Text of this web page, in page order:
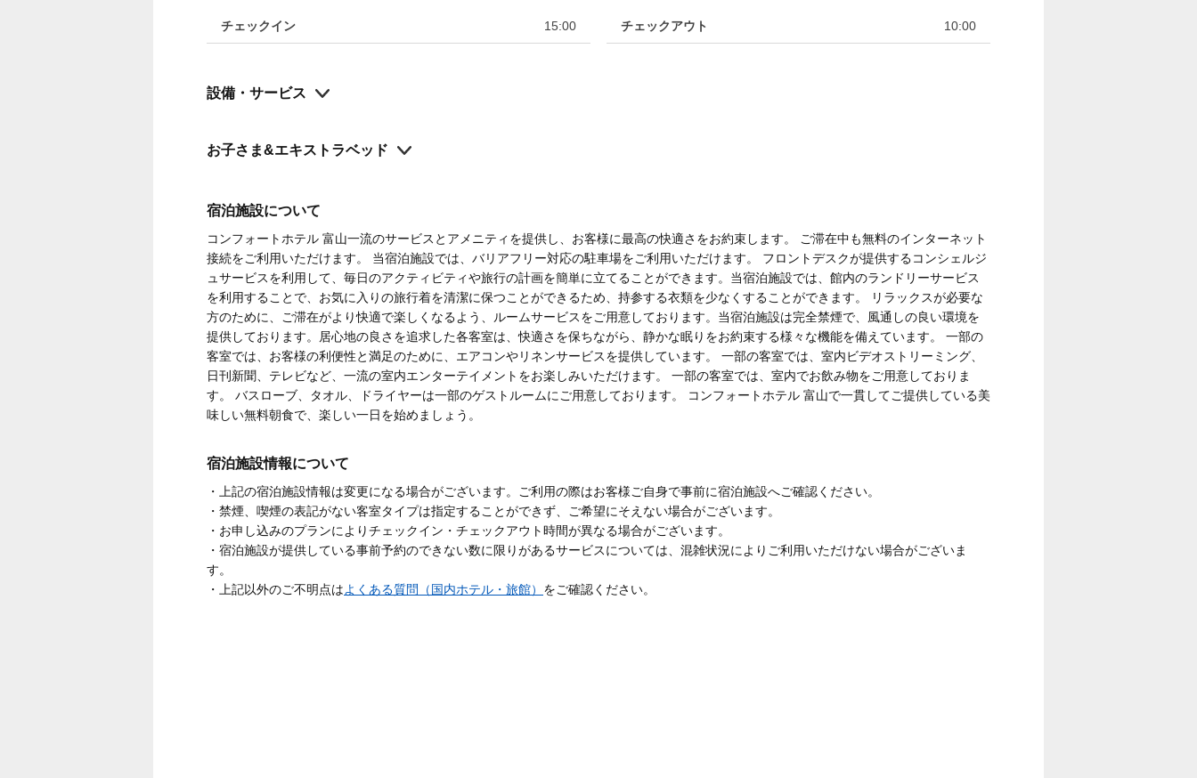
チェックイン 15:00 チェックアウト 10:00
設備・サービス
お子さま&エキストラベッド
宿泊施設について
コンフォートホテル 富山一流のサービスとアメニティを提供し、お客様に最高の快適さをお約束します。 ご滞在中も無料のインターネット
接続をご利用いただけます。 当宿泊施設では、バリアフリー対応の駐車場をご利用いただけます。 フロントデスクが提供するコンシェルジ
ュサービスを利用して、毎日のアクティビティや旅行の計画を簡単に立てることができます。当宿泊施設では、館内のランドリーサービス
を利用することで、お気に入りの旅行着を清潔に保つことができるため、持参する衣類を少なくすることができます。 リラックスが必要な
方のために、ご滞在がより快適で楽しくなるよう、ルームサービスをご用意しております。当宿泊施設は完全禁煙で、風通しの良い環境を
提供しております。居心地の良さを追求した各客室は、快適さを保ちながら、静かな眠りをお約束する様々な機能を備えています。 一部の
客室では、お客様の利便性と満足のために、エアコンやリネンサービスを提供しています。 一部の客室では、室内ビデオストリーミング、
日刊新聞、テレビなど、一流の室内エンターテイメントをお楽しみいただけます。 一部の客室では、室内でお飲み物をご用意しておりま
す。 バスローブ、タオル、ドライヤーは一部のゲストルームにご用意しております。 コンフォートホテル 富山で一貫してご提供している美
味しい無料朝食で、楽しい一日を始めましょう。
宿泊施設情報について
・上記の宿泊施設情報は変更になる場合がございます。ご利用の際はお客様ご自身で事前に宿泊施設へご確認ください。
・禁煙、喫煙の表記がない客室タイプは指定することができず、ご希望にそえない場合がございます。
・お申し込みのプランによりチェックイン・チェックアウト時間が異なる場合がございます。
・宿泊施設が提供している事前予約のできない数に限りがあるサービスについては、混雑状況によりご利用いただけない場合がございま
す。
・上記以外のご不明点はよくある質問（国内ホテル・旅館） をご確認ください。